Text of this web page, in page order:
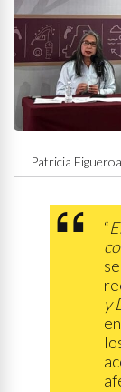
Patricia
“
y